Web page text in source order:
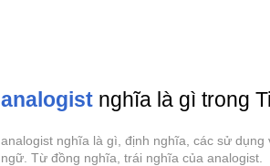
analogist nghĩa là gì trong
analogist nghĩa là gì, định nghĩa, các sử
ngữ. Từ đồng nghĩa, trái nghĩa của analogist.